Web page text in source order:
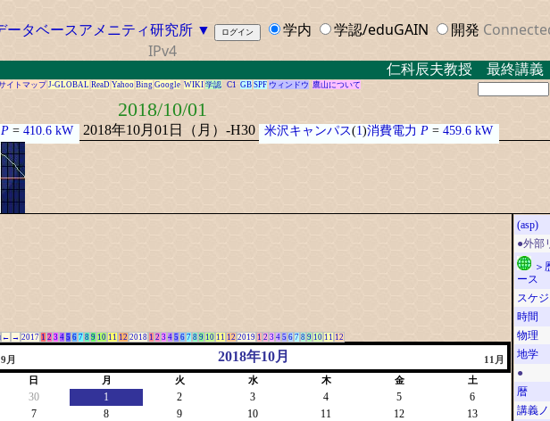
ータベースアメニティ研究所 ▼ 学内 学認/eduGAIN 開発
IPv4
仁科辰夫教授 最終講義 ２
イトマップ J-GLOBAL ReaD Yahoo Bing Google WIKI 学認 C1 GB SPF ウィンドウ 鷹山について
2018/10/01
P= 410.6 kW 2018年10月01日（月）-H30 米沢キャンパス(1)消費電力 P =459.6 kW
← → 2017 1 2 3 4 5 6 7 8 9 10 11 12 2018 1 2 3 4 5 6 7 8 9 10 11 12 2019 1 2 3 4 5 6 7 8 9 10 11 12
9月 2018年10月 11月
日 月 火 水 木 金 土
30 1 2 3 4 5
6
7
8 9 10 11 12
13
(asp)
●外部
＞
ース
スケ
時間
物理
地学
●
暦
講義ノ